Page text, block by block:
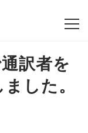
訳者を
した。